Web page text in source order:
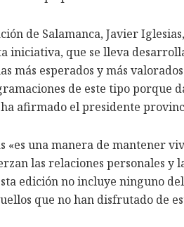
de Salamanca, Javier
iniciativa, que se lleva
más esperados y más
de este tipo porque
ha afirmado el presidente
una manera de mantener
las relaciones personales y
edición no incluye ninguno
que no han disfrutado de